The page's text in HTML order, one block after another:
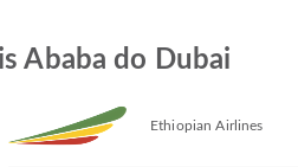
Ababa do Dubai
Ethiopian Airlines